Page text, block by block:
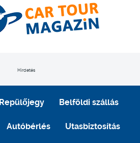
Hirdetés
Repülőjegy Belföldi szállás
Autóbérlés Utasbiztosítás